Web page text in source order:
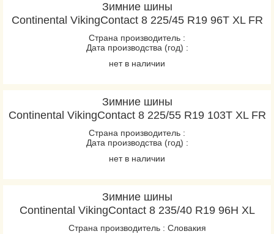
Зимние шины
Continental VikingContact 8 225/45 R19 96T XL FR
Страна производитель :
Дата производства (год) :
нет в наличии
Зимние шины
Continental VikingContact 8 225/55 R19 103T XL FR
Страна производитель :
Дата производства (год) :
нет в наличии
Зимние шины
Continental VikingContact 8 235/40 R19 96H XL
Страна производитель : Словакия